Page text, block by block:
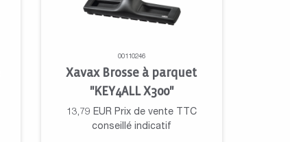
00110246
Xavax Brosse à parquet
"KEY4ALL X300"
13,79 EUR Prix de vente TTC
conseillé indicatif